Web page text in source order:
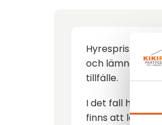
Hyrespris
och lämnas
tillfälle.
I det fall
finns att ladda